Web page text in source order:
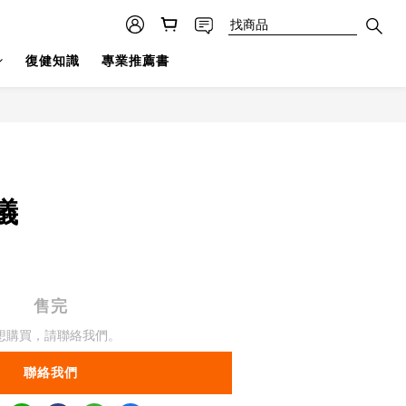
復健知識 專業推薦書
售完
購買，請聯絡我們。
聯絡我們